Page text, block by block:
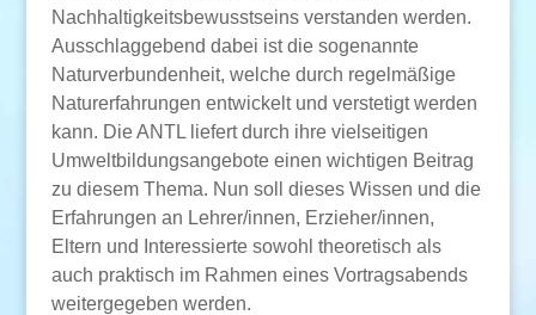
Nachhaltigkeitsbewusstseins verstanden werden.
Ausschlaggebend dabei ist die sogenannte
Naturverbundenheit, welche durch regelmäßige
Naturerfahrungen entwickelt und verstetigt werden
kann. Die ANTL liefert durch ihre vielseitigen
Umweltbildungsangebote einen wichtigen Beitrag
zu diesem Thema. Nun soll dieses Wissen und die
Erfahrungen an Lehrer/innen, Erzieher/innen,
Eltern und Interessierte sowohl theoretisch als
auch praktisch im Rahmen eines Vortragsabends
weitergegeben werden.